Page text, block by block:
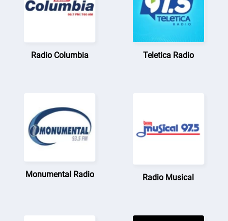
Radio Columbia Teletica Radio
Monumental Radio Radio Musical